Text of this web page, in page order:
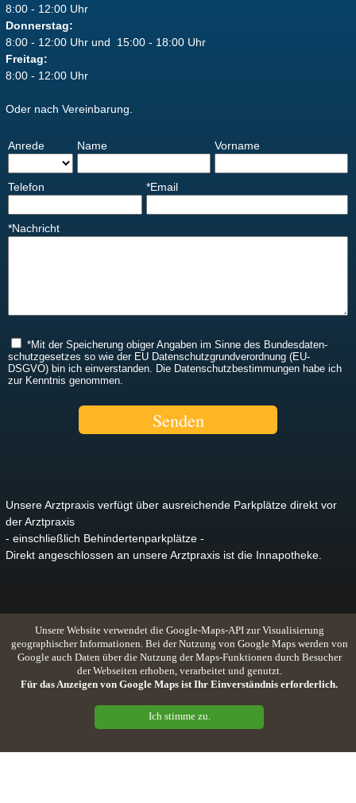
8:00 - 12:00 Uhr
Donnerstag:
8:00 - 12:00 Uhr und 15:00 - 18:00 Uhr
Freitag:
8:00 - 12:00 Uhr
Oder nach Vereinbarung.
Unsere Arztpraxis verfügt über ausreichende Parkplätze direkt vor
der Arztpraxis
- einschließlich Behindertenparkplätze -
Direkt angeschlossen an unsere Arztpraxis ist die Innapotheke.